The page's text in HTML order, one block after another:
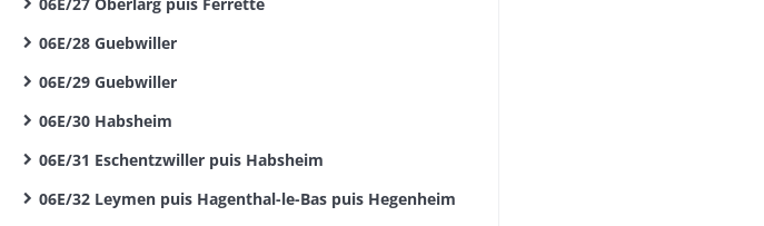
06E/28 Guebwiller
06E/29 Guebwiller
06E/30 Habsheim
06E/31 Eschentzwiller puis Habsheim
06E/32 Leymen puis Hagenthal-le-Bas puis Hegenheim